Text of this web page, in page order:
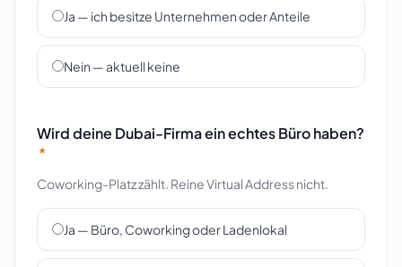
Ja — ich besitze Unternehmen oder Anteile
Nein — aktuell keine
Wird deine Dubai-Firma ein echtes Büro haben?
*
Coworking-Platz zählt. Reine Virtual Address nicht.
Ja — Büro, Coworking oder Ladenlokal